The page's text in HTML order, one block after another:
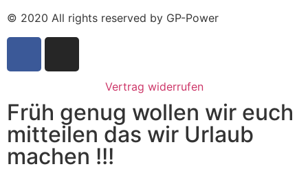
© 2020 All rights reserved by GP-Power
Vertrag widerrufen
Früh genug wollen wir euch
mitteilen das wir Urlaub
machen !!!